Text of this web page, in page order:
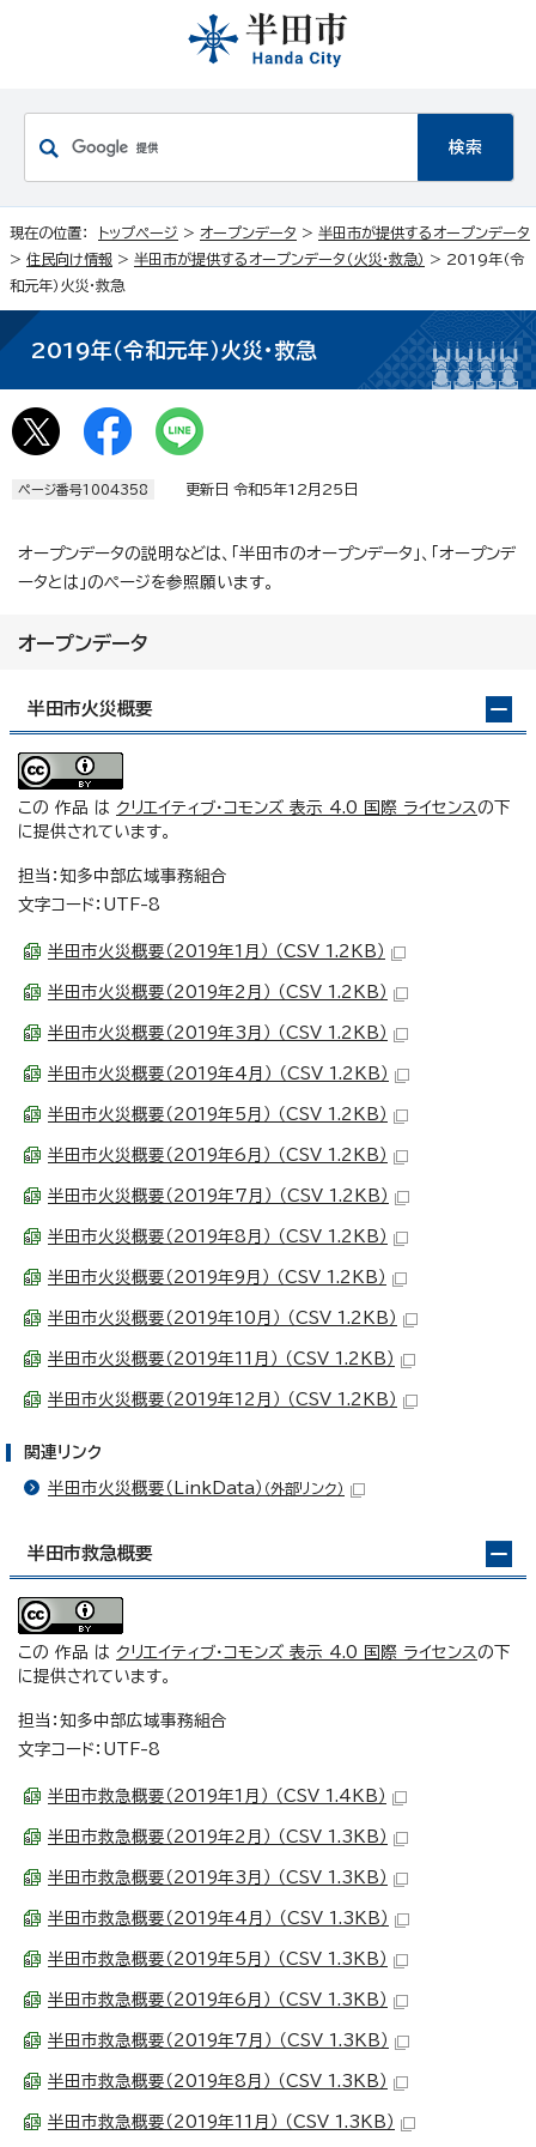
現在の位置： トップページ > オープンデータ > 半田市が提供するオープンデータ
> 住民向け情報 > 半田市が提供するオープンデータ（火災・救急） > 2019年（令
和元年）火災・救急
2019年（令和元年）火災・救急
ページ番号1004358 更新日 令和5年12月25日
オープンデータの説明などは、「半田市のオープンデータ」、「オープンデ
ータとは」のページを参照願います。
オープンデータ
半田市火災概要
この 作品 は クリエイティブ・コモンズ 表示 4.0 国際 ライセンス の下
に提供されています。
担当：知多中部広域事務組合
文字コード：UTF-8
半田市火災概要（2019年1月） （CSV 1.2KB）
半田市火災概要（2019年2月） （CSV 1.2KB）
半田市火災概要（2019年3月） （CSV 1.2KB）
半田市火災概要（2019年4月） （CSV 1.2KB）
半田市火災概要（2019年5月） （CSV 1.2KB）
半田市火災概要（2019年6月） （CSV 1.2KB）
半田市火災概要（2019年7月） （CSV 1.2KB）
半田市火災概要（2019年8月） （CSV 1.2KB）
半田市火災概要（2019年9月） （CSV 1.2KB）
半田市火災概要（2019年10月） （CSV 1.2KB）
半田市火災概要（2019年11月） （CSV 1.2KB）
半田市火災概要（2019年12月） （CSV 1.2KB）
関連リンク
半田市火災概要（LinkData） （外部リンク）
半田市救急概要
この 作品 は クリエイティブ・コモンズ 表示 4.0 国際 ライセンス の下
に提供されています。
担当：知多中部広域事務組合
文字コード：UTF-8
半田市救急概要（2019年1月） （CSV 1.4KB）
半田市救急概要（2019年2月） （CSV 1.3KB）
半田市救急概要（2019年3月） （CSV 1.3KB）
半田市救急概要（2019年4月） （CSV 1.3KB）
半田市救急概要（2019年5月） （CSV 1.3KB）
半田市救急概要（2019年6月） （CSV 1.3KB）
半田市救急概要（2019年7月） （CSV 1.3KB）
半田市救急概要（2019年8月） （CSV 1.3KB）
半田市救急概要（2019年11月） （CSV 1.3KB）